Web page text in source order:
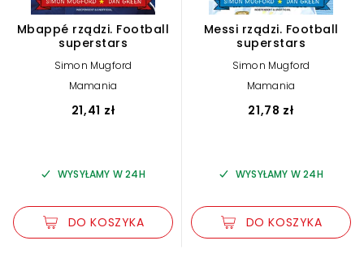
Mbappé rządzi. Football
superstars
Simon Mugford
Mamania
21,41 zł
WYSYŁAMY W 24H
DO KOSZYKA
Messi rządzi. Football
superstars
Simon Mugford
Mamania
21,78 zł
WYSYŁAMY W 24H
DO KOSZYKA